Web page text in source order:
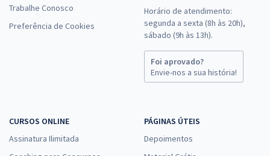
Trabalhe Conosco
Preferência de Cookies
Horário de atendimento:
segunda a sexta (8h às 20h),
sábado (9h às 13h).
Foi aprovado?
Envie-nos a sua história!
CURSOS ONLINE
Assinatura Ilimitada
PÁGINAS ÚTEIS
Depoimentos